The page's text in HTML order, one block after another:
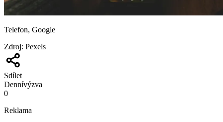
Telefon, Google
Zdroj: Pexels
Sdílet
Dennívýzva
0
Reklama